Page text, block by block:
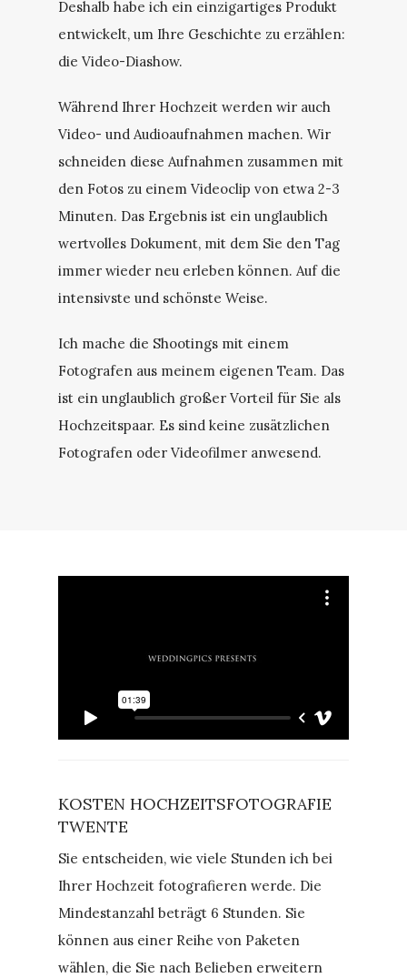
Deshalb habe ich ein einzigartiges Produkt
entwickelt, um Ihre Geschichte zu erzählen:
die Video-Diashow.
Während Ihrer Hochzeit werden wir auch
Video- und Audioaufnahmen machen. Wir
schneiden diese Aufnahmen zusammen mit
den Fotos zu einem Videoclip von etwa 2-3
Minuten. Das Ergebnis ist ein unglaublich
wertvolles Dokument, mit dem Sie den Tag
immer wieder neu erleben können. Auf die
intensivste und schönste Weise.
Ich mache die Shootings mit einem
Fotografen aus meinem eigenen Team. Das
ist ein unglaublich großer Vorteil für Sie als
Hochzeitspaar. Es sind keine zusätzlichen
Fotografen oder Videofilmer anwesend.
KOSTEN HOCHZEITSFOTOGRAFIE
TWENTE
Sie entscheiden, wie viele Stunden ich bei
Ihrer Hochzeit fotografieren werde. Die
Mindestanzahl beträgt 6 Stunden. Sie
können aus einer Reihe von Paketen
wählen, die Sie nach Belieben erweitern